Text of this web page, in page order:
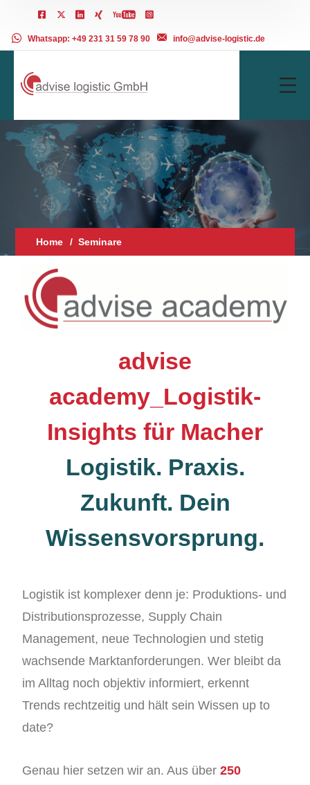
info@advise-logistic.de
Whatsapp: +49 231 31 59 78 90
Home Seminare
advise
academy_Logistik-
Insights für Macher
Logistik. Praxis.
Zukunft. Dein
Wissensvorsprung.
Logistik ist komplexer denn je: Produktions- und
Distributionsprozesse, Supply Chain
Management, neue Technologien und stetig
wachsende Marktanforderungen. Wer bleibt da
im Alltag noch objektiv informiert, erkennt
Trends rechtzeitig und hält sein Wissen up to
date?
Genau hier setzen wir an. Aus über250